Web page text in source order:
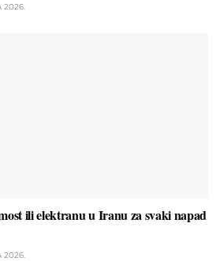
2026.
ili elektranu u Iranu za svaki napad
2026.